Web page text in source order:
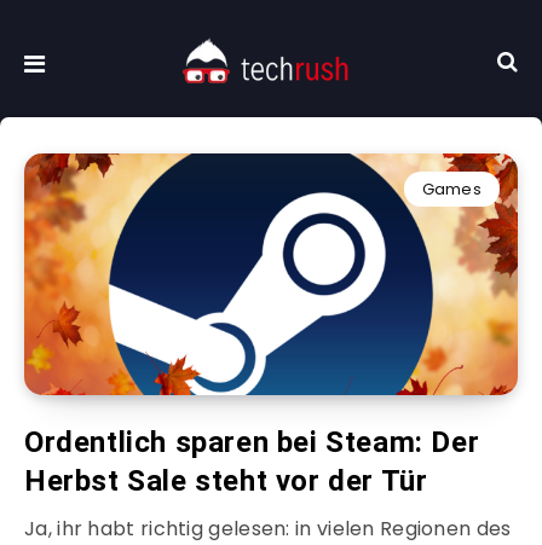
Games
Ordentlich sparen bei Steam: Der
Herbst Sale steht vor der Tür
Ja, ihr habt richtig gelesen: in vielen Regionen des